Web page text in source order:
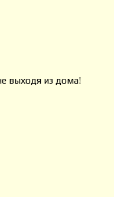
выходя из дома!